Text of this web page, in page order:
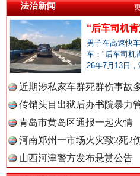
中国
中国
中国
一枚“钉子”竟然扎入要
法治新闻
“后车司机
男子在高速快
车："后车司机
26年7月13日，
近期涉私家车群死群伤事故
传销头目出狱后办书院暴力
青岛市黄岛区通报一起火情
河南郑州一市场火灾致2死2
山西河津警方发布悬赏公告